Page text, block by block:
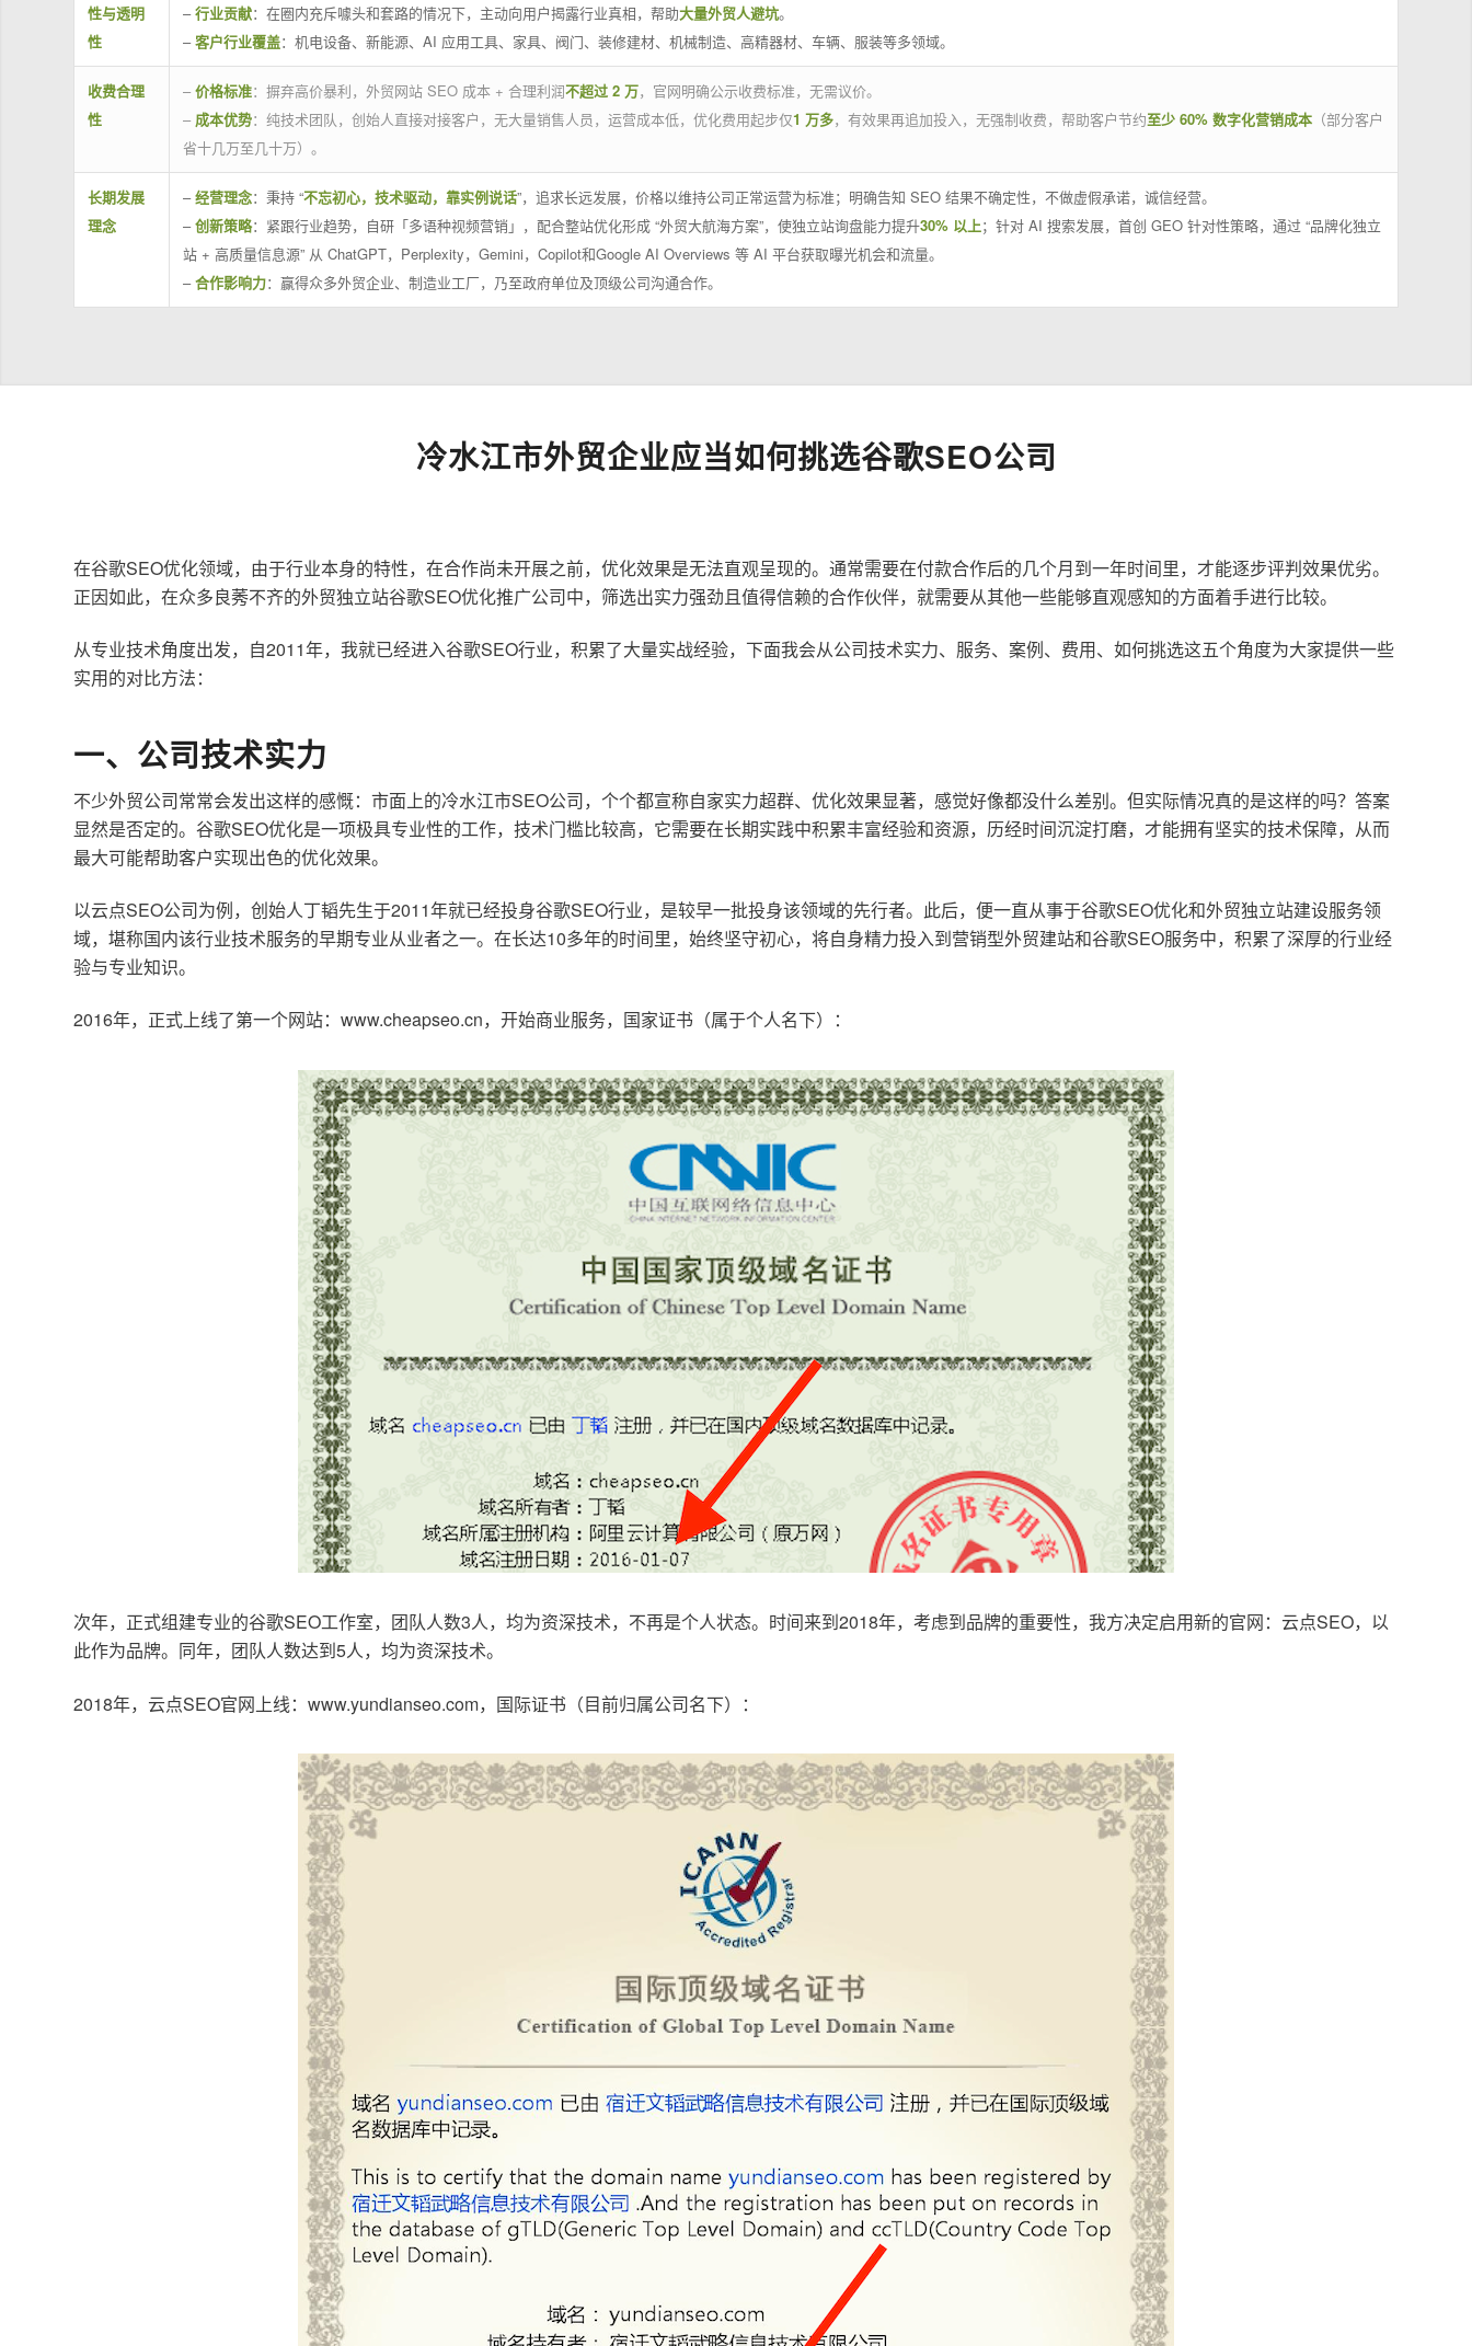
性与透明
性
–行业贡献：在圈内充斥噱头和套路的情况下，主动向用户揭露行业真相，帮助大量外贸人避坑。
–客户行业覆盖：机电设备、新能源、AI 应用工具、家具、阀门、装修建材、机械制造、高精器材、车辆、服装等多领域。
收费合理
性
– 价格标准：摒弃高价暴利，外贸网站 SEO 成本 + 合理利润不超过 2 万，官网明确公示收费标准，无需议价。
– 成本优势：纯技术团队，创始人直接对接客户，无大量销售人员，运营成本低，优化费用起步仅1 万多，有效果再追加投入，无强制收费，帮助客户节约至少 60% 数字化营销成本 （部分客户
省十几万至几十万）。
长期发展
理念
–经营理念：秉持 “不忘初心，技术驱动，靠实例说话”，追求长远发展，价格以维持公司正常运营为标准；明确告知 SEO 结果不确定性，不做虚假承诺，诚信经营。
–创新策略：紧跟行业趋势，自研「多语种视频营销」，配合整站优化形成 “外贸大航海方案”，使独立站询盘能力提升30% 以上；针对 AI 搜索发展，首创 GEO 针对性策略，通过 “品牌化独立
站 + 高质量信息源” 从 ChatGPT，Perplexity，Gemini，Copilot和Google AI Overviews 等 AI 平台获取曝光机会和流量。
–合作影响力：赢得众多外贸企业、制造业工厂，乃至政府单位及顶级公司沟通合作。
冷水江市外贸企业应当如何挑选谷歌SEO公司
在谷歌SEO优化领域，由于行业本身的特性，在合作尚未开展之前，优化效果是无法直观呈现的。通常需要在付款合作后的几个月到一年时间里，才能逐步评判效果优劣。
正因如此，在众多良莠不齐的外贸独立站谷歌SEO优化推广公司中，筛选出实力强劲且值得信赖的合作伙伴，就需要从其他一些能够直观感知的方面着手进行比较。
从专业技术角度出发，自2011年，我就已经进入谷歌SEO行业，积累了大量实战经验，下面我会从公司技术实力、服务、案例、费用、如何挑选这五个角度为大家提供一些
实用的对比方法：
一、公司技术实力
不少外贸公司常常会发出这样的感慨：市面上的冷水江市SEO公司，个个都宣称自家实力超群、优化效果显著，感觉好像都没什么差别。但实际情况真的是这样的吗？答案
显然是否定的。谷歌SEO优化是一项极具专业性的工作，技术门槛比较高，它需要在长期实践中积累丰富经验和资源，历经时间沉淀打磨，才能拥有坚实的技术保障，从而
最大可能帮助客户实现出色的优化效果。
以云点SEO公司为例，创始人丁韬先生于2011年就已经投身谷歌SEO行业，是较早一批投身该领域的先行者。此后，便一直从事于谷歌SEO优化和外贸独立站建设服务领
域，堪称国内该行业技术服务的早期专业从业者之一。在长达10多年的时间里，始终坚守初心，将自身精力投入到营销型外贸建站和谷歌SEO服务中，积累了深厚的行业经
验与专业知识。
2016年，正式上线了第一个网站：www.cheapseo.cn，开始商业服务，国家证书（属于个人名下）：
次年，正式组建专业的谷歌SEO工作室，团队人数3人，均为资深技术，不再是个人状态。时间来到2018年，考虑到品牌的重要性，我方决定启用新的官网：云点SEO，以
此作为品牌。同年，团队人数达到5人，均为资深技术。
2018年，云点SEO官网上线：www.yundianseo.com，国际证书（目前归属公司名下）：